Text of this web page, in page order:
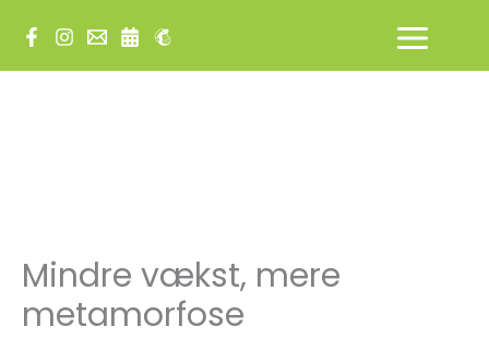
indholdet
Mindre vækst, mere
metamorfose